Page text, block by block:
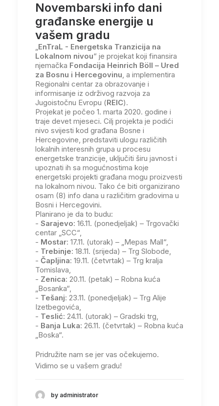
Novembarski info dani
građanske energije u
vašem gradu
„EnTraL - Energetska Tranzicija na
Lokalnom nivou“ je projekat koji finansira
njemačka Fondacija Heinrich Böll – Ured
za Bosnu i Hercegovinu, a implementira
Regionalni centar za obrazovanje i
informisanje iz održivog razvoja za
Jugoistočnu Evropu (REIC).
Projekat je počeo 1. marta 2020. godine i
traje devet mjeseci. Cilj projekta je podići
nivo svijesti kod građana Bosne i
Hercegovine, predstaviti ulogu različitih
lokalnih interesnih grupa u procesu
energetske tranzicije, uključiti širu javnost i
upoznati ih sa mogućnostima koje
energetski projekti građana mogu proizvesti
na lokalnom nivou. Tako će biti organizirano
osam (8) info dana u različitim gradovima u
Bosni i Hercegovini.
Planirano je da to budu:
- Sarajevo: 16.11. (ponedjeljak) – Trgovački
centar „SCC“,
- Mostar: 17.11. (utorak) – „Mepas Mall“,
- Trebinje: 18.11. (srijeda) – Trg Slobode,
- Čapljina: 19.11. (četvrtak) – Trg kralja
Tomislava,
- Zenica: 20.11. (petak) – Robna kuća
„Bosanka“,
- Tešanj: 23.11. (ponedjeljak) – Trg Alije
Izetbegovića,
- Teslić: 24.11. (utorak) – Gradski trg,
- Banja Luka: 26.11. (četvrtak) – Robna kuća
„Boska“.
Pridružite nam se jer vas očekujemo.
Vidimo se u vašem gradu!
by administrator